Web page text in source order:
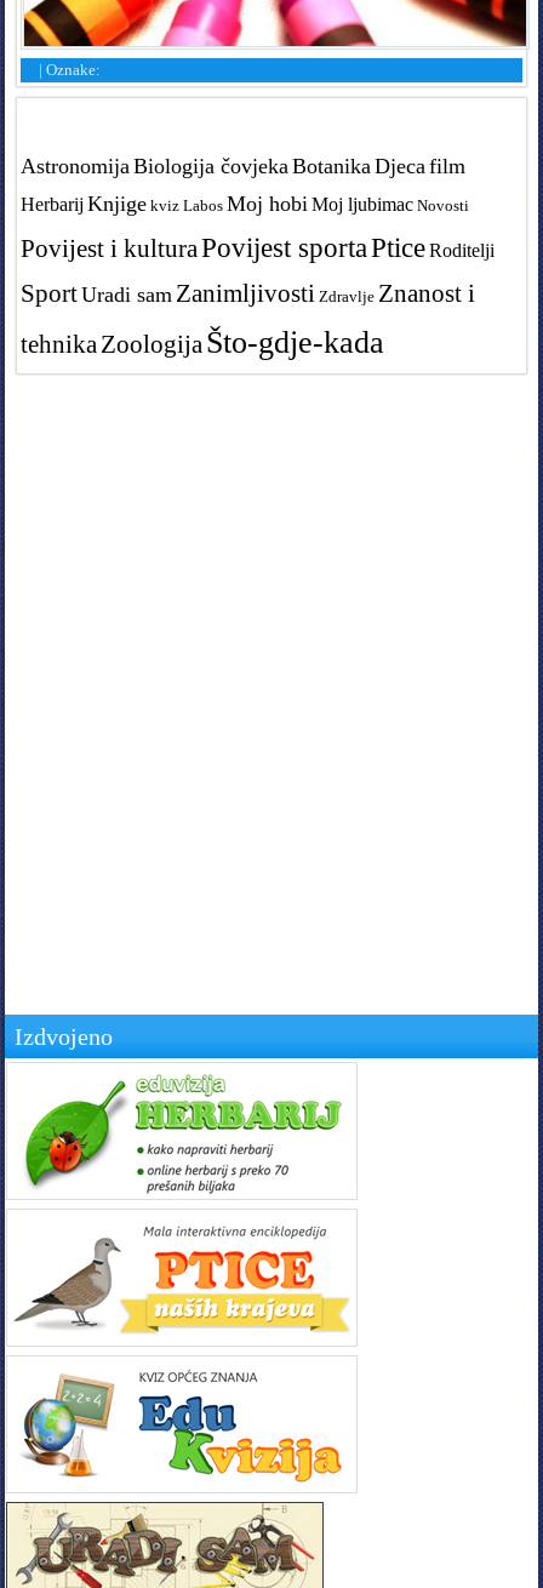
|Oznake:
AstronomijaBiologija čovjekaBotanikaDjecafilm
Herbarij Knjige kviz Labos Moj hobi Moj ljubimac Novosti
Povijest i kulturaPovijest sportaPtice Roditelji
SportUradi sam Zanimljivosti Zdravlje Znanost i
tehnika Zoologija Što-gdje-kada
Izdvojeno